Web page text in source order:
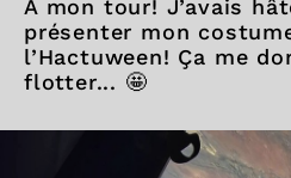
À mon tour! J’avais
présenter mon
l’Hactuween! Ça me
flotter... 🤩